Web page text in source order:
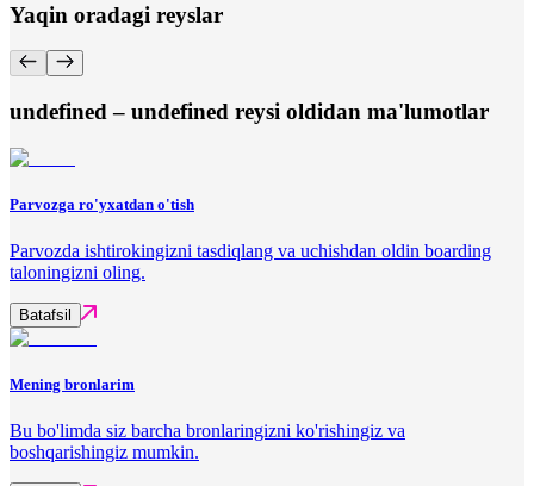
Yaqin oradagi reyslar
undefined – undefined reysi oldidan ma'lumotlar
Parvozga ro'yxatdan o'tish
Parvozda ishtirokingizni tasdiqlang va uchishdan oldin boarding
taloningizni oling.
Batafsil
Mening bronlarim
Bu bo'limda siz barcha bronlaringizni ko'rishingiz va
boshqarishingiz mumkin.